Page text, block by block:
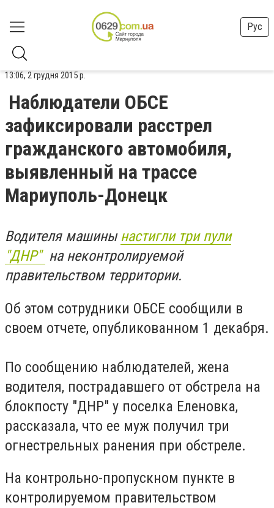
Рус
13:06, 2 грудня 2015 р.
Наблюдатели ОБСЕ
зафиксировали расстрел
гражданского автомобиля,
выявленный на трассе
Мариуполь-Донецк
Водителя машинынастигли три пули
"ДНР" на неконтролируемой
правительством территории.
Об этом сотрудники ОБСЕ сообщили в
своем отчете, опубликованном 1 декабря.
По сообщению наблюдателей, жена
водителя, пострадавшего от обстрела на
блокпосту "ДНР" у поселка Еленовка,
рассказала, что ее муж получил три
огнестрельных ранения при обстреле.
На контрольно-пропускном пункте в
контролируемом правительством